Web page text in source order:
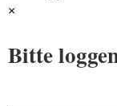
×
Bitte